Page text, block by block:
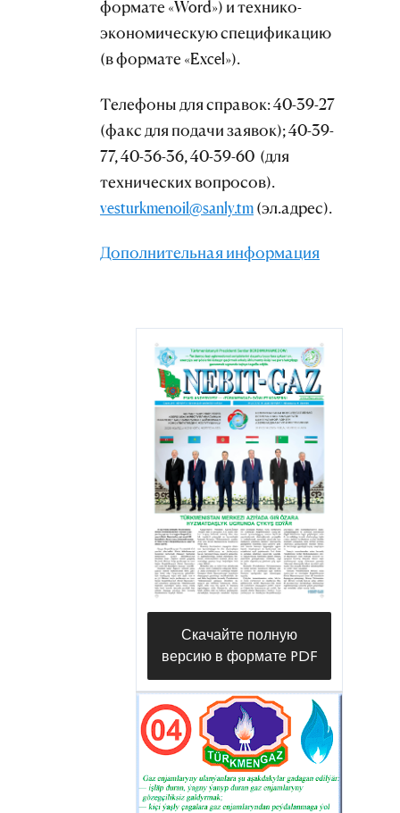
формате «Word») и технико-
экономическую спецификацию
(в формате «Excel»).
Телефоны для справок: 40-39-27
(факс для подачи заявок); 40-39-
77, 40-36-36, 40-39-60 (для
технических вопросов).
vesturkmenoil@sanly.tm(эл.адрес).
Дополнительная информация
Скачайте полную
версию в формате PDF